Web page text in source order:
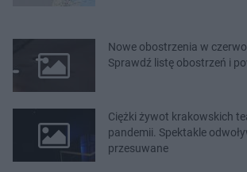
Nowe obostrzenia w
Sprawdź listę obostrzeń i
Ciężki żywot krakowskich
pandemii. Spektakle
przesuwane